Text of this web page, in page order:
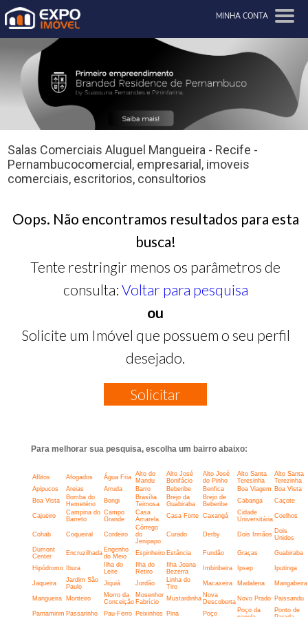
MINHA CONTA
Salas Comerciais Aluguel Mangueira - Recife -
Pernambucocomercial, empresarial, imoveis
comerciais, escritorios, consultorios
Oops. Não encontramos resultados para esta
busca!
Tente restringir menos os parâmetros de
consulta: Voltar para pesquisa
ou
Solicite um Imóvel que possuem o seu perfil
desejado.
Solicitar
Para melhorar sua pesquisa, escolha um bairro abaixo:
Aflitos Afogados Água Fria
Alto do
Mandu
Alto José
Bonifácio
Alto José
do Pinho
Alto Santa
Teresinha
Alto Santa
Terezinha
Apipucos
Areias Arruda Barro Beberibe Benfica Boa Viagem Boa Vista
Boa Vista
Bomba do
Hemetério
Bongi
Brasília
Teimosa
Brejo da
Guabiraba
Brejo de
Beberibe
Cabanga Caçote
Cajueiro
Campina do
Barreto
Campo
Grande
Casa
Amarela
Casa Forte Caxangá
Cidade
Universitária Coelhos
Cohab Coqueiral Cordeiro
Córrego
do
Jenipapo
Curado Derby Dois Irmãos Dois
Unidos
Dumont
Center
Encruzilhada Engenho
do Meio
Espinheiro Estância Fundão Graças Guabiraba
Hipódromo Ibura
Ilha do
Leite
Ilha do
Retiro
Ilha Joana
Bezerra
Imbiribeira Ipsep Iputinga
Jaqueira
Jardim São
Paulo
Jiquiá Jordão
Linha do
Tiro
Macaxeira Madalena Mangabeira
Mangueira Monteiro
Morro da
Conceição
Mosenhor
Fabrício
Mustardinha Nova
Descoberta Novo Prado Paissandu
Parnamirim Passarinho Pau-Ferro Peixinhos Pina Poço
Poço da
Ponto de